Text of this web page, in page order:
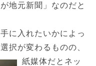
地元新聞」なのだと
に入れたいかによっ
択が変わるものの、
紙媒体だとネッ